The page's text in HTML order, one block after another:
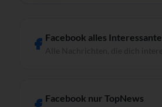
Facebook alles Interessante
Facebook nur TopNews